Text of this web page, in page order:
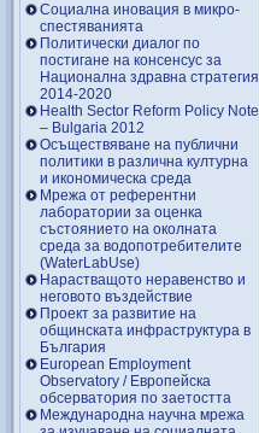
Социална иновация в микро-
спестяванията
Политически диалог по
постигане на консенсус за
Национална здравна стратегия
2014-2020
Health Sector Reform Policy Note
– Bulgaria 2012
Осъществяване на публични
политики в различна културна
и икономическа среда
Мрежа от референтни
лаборатории за оценка
състоянието на околната
среда за водопотребителите
(WaterLabUse)
Нарастващото неравенство и
неговото въздействие
Проект за развитие на
общинската инфраструктура в
България
European Employment
Observatory / Европейска
обсерватория по заетостта
Международна научна мрежа